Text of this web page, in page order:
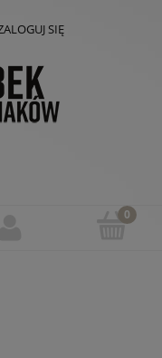
SIĘ